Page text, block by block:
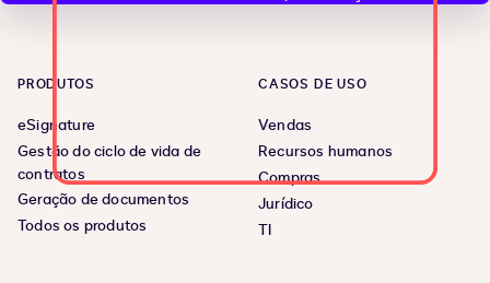
PRODUTOS
eSignature
Gestão do ciclo de vida de
contratos
Geração de documentos
Todos os produtos
CASOS DE USO
Vendas
Recursos humanos
Compras
Jurídico
TI